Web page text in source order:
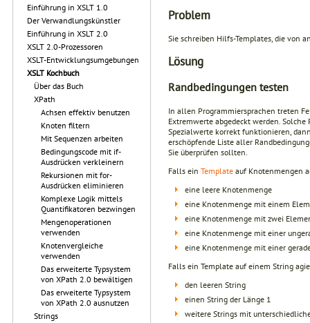
Einführung in XSLT 1.0
Der Verwandlungskünstler
Einführung in XSLT 2.0
XSLT 2.0-Prozessoren
XSLT-Entwicklungsumgebungen
XSLT Kochbuch
Über das Buch
XPath
Achsen effektiv benutzen
Knoten filtern
Mit Sequenzen arbeiten
Bedingungscode mit if-
Ausdrücken verkleinern
Rekursionen mit for-
Ausdrücken eliminieren
Komplexe Logik mittels
Quantifikatoren bezwingen
Mengenoperationen
verwenden
Knotenvergleiche
verwenden
Das erweiterte Typsystem
von XPath 2.0 bewältigen
Das erweiterte Typsystem
von XPath 2.0 ausnutzen
Strings
Problem
Sie schreiben Hilfs-Templates, die von
Lösung
Randbedingungen testen
In allen Programmiersprachen treten
Extremwerte abgedeckt werden.
Spezialwerte korrekt funktionieren,
erschöpfende Liste aller
Sie überprüfen sollten.
Falls ein Template auf Knotenmengen
eine leere Knotenmenge
eine Knotenmenge mit einem
eine Knotenmenge mit zwei
eine Knotenmenge mit einer
eine Knotenmenge mit einer
Falls ein Template auf einem String
den leeren String
einen String der Länge 1
weitere Strings mit